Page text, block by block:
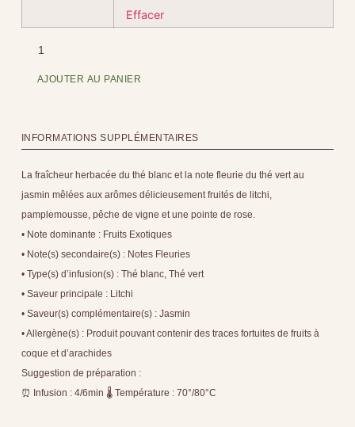
Effacer
AJOUTER AU PANIER
INFORMATIONS SUPPLÉMENTAIRES
La fraîcheur herbacée du thé blanc et la note fleurie du thé vert au
jasmin mêlées aux arômes délicieusement fruités de litchi,
pamplemousse, pêche de vigne et une pointe de rose.
• Note dominante : Fruits Exotiques
• Note(s) secondaire(s) : Notes Fleuries
• Type(s) d’infusion(s) : Thé blanc, Thé vert
• Saveur principale : Litchi
• Saveur(s) complémentaire(s) : Jasmin
• Allergène(s) : Produit pouvant contenir des traces fortuites de fruits à
coque et d’arachides
Suggestion de préparation :
⏰ Infusion : 4/6min 🌡 Température : 70°/80°C